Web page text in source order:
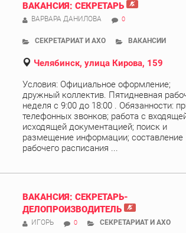
ВАКАНСИЯ: СЕКРЕТАРЬ
ВАРВАРА ДАНИЛОВА 0
СЕКРЕТАРИАТ И АХО ВАКАНСИИ
Челябинск, улица Кирова, 159
Условия: Официальное оформление;
дружный коллектив. Пятидневная
неделя с 9:00 до 18:00 . Обязанности:
телефонных звонков; работа с
исходящей документацией; поиск и
размещение информации; составление
рабочего расписания ...
ВАКАНСИЯ: СЕКРЕТАРЬ-
ДЕЛОПРОИЗВОДИТЕЛЬ
ИГОРЬ 0 СЕКРЕТАРИАТ И АХО